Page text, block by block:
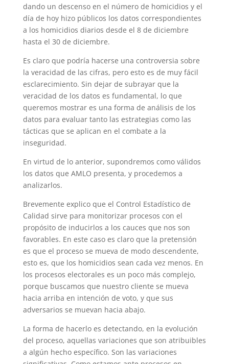
dando un descenso en el número de homicidios y el
día de hoy hizo públicos los datos correspondientes
a los homicidios diarios desde el 8 de diciembre
hasta el 30 de diciembre.
Es claro que podría hacerse una controversia sobre
la veracidad de las cifras, pero esto es de muy fácil
esclarecimiento. Sin dejar de subrayar que la
veracidad de los datos es fundamental, lo que
queremos mostrar es una forma de análisis de los
datos para evaluar tanto las estrategias como las
tácticas que se aplican en el combate a la
inseguridad.
En virtud de lo anterior, supondremos como válidos
los datos que AMLO presenta, y procedemos a
analizarlos.
Brevemente explico que el Control Estadístico de
Calidad sirve para monitorizar procesos con el
propósito de inducirlos a los cauces que nos son
favorables. En este caso es claro que la pretensión
es que el proceso se mueva de modo descendente,
esto es, que los homicidios sean cada vez menos. En
los procesos electorales es un poco más complejo,
porque buscamos que nuestro cliente se mueva
hacia arriba en intención de voto, y que sus
adversarios se muevan hacia abajo.
La forma de hacerlo es detectando, en la evolución
del proceso, aquellas variaciones que son atribuibles
a algún hecho específico. Son las variaciones